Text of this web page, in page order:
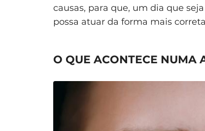
causas, para que, um dia que
possa atuar da forma mais
O QUE ACONTECE NUMA